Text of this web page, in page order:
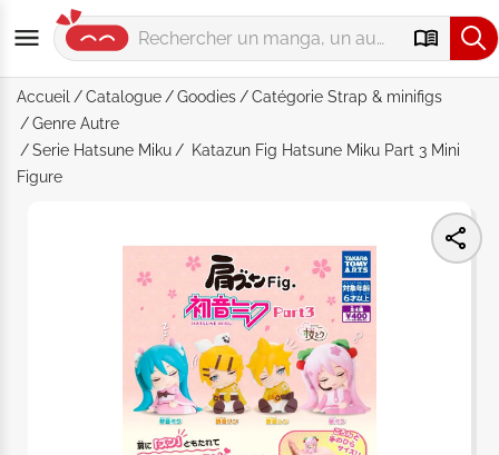
Accueil Catalogue Goodies Catégorie Strap & minifigs
Genre Autre
Serie Hatsune Miku
Katazun Fig Hatsune Miku Part 3 Mini
Figure